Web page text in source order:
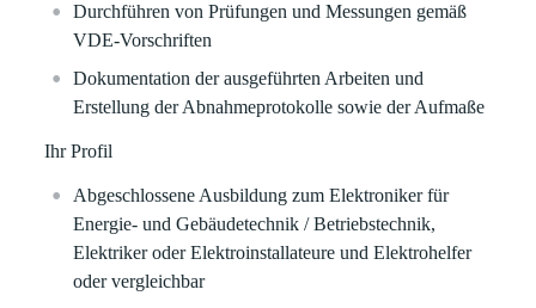
Durchführen von Prüfungen und Messungen gemäß
VDE-Vorschriften
Dokumentation der ausgeführten Arbeiten und
Erstellung der Abnahmeprotokolle sowie der Aufmaße
Ihr Profil
Abgeschlossene Ausbildung zum Elektroniker für
Energie- und Gebäudetechnik / Betriebstechnik,
Elektriker oder Elektroinstallateure und Elektrohelfer
oder vergleichbar